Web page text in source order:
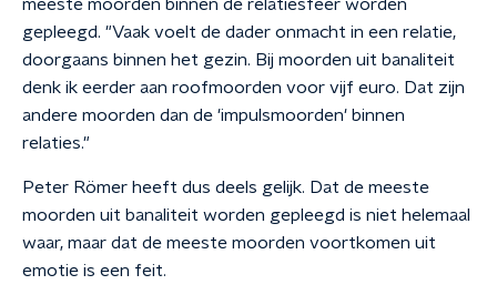
meeste moorden binnen de relatiesfeer worden
gepleegd. "Vaak voelt de dader onmacht in een relatie,
doorgaans binnen het gezin. Bij moorden uit banaliteit
denk ik eerder aan roofmoorden voor vijf euro. Dat zijn
andere moorden dan de 'impulsmoorden' binnen
relaties."
Peter Römer heeft dus deels gelijk. Dat de meeste
moorden uit banaliteit worden gepleegd is niet helemaal
waar, maar dat de meeste moorden voortkomen uit
emotie is een feit.